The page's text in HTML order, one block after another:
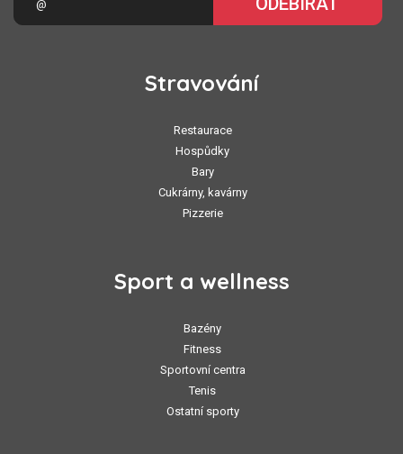
Stravování
Restaurace
Hospůdky
Bary
Cukrárny, kavárny
Pizzerie
Sport a wellness
Bazény
Fitness
Sportovní centra
Tenis
Ostatní sporty